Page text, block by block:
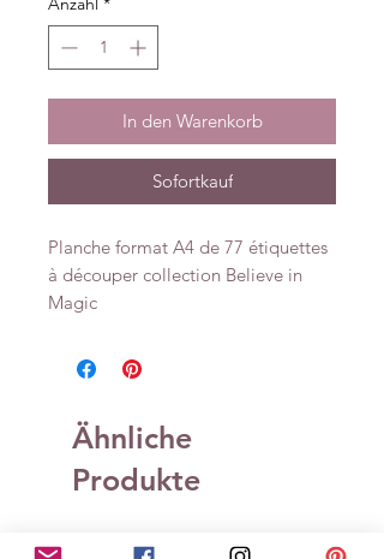
In den Warenkorb
Sofortkauf
Planche format A4 de 77 étiquettes
à découper collection Believe in
Magic
Ähnliche
Produkte